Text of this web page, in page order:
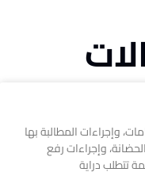
وإجراءات المطالبة بها
وإجراءات رفع
تتطلب دراية